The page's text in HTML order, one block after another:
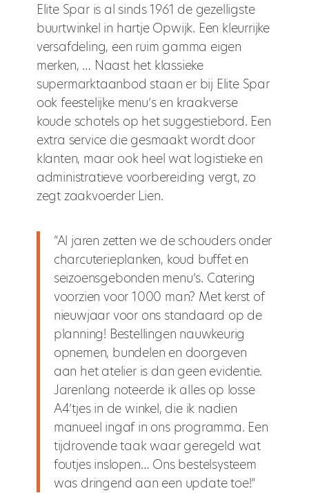
Elite Spar is al sinds 1961 de gezelligste
buurtwinkel in hartje Opwijk. Een kleurrijke
versafdeling, een ruim gamma eigen
merken, … Naast het klassieke
supermarktaanbod staan er bij Elite Spar
ook feestelijke menu’s en kraakverse
koude schotels op het suggestiebord. Een
extra service die gesmaakt wordt door
klanten, maar ook heel wat logistieke en
administratieve voorbereiding vergt, zo
zegt zaakvoerder Lien.
“Al jaren zetten we de schouders onder
charcuterieplanken, koud buffet en
seizoensgebonden menu’s. Catering
voorzien voor 1000 man? Met kerst of
nieuwjaar voor ons standaard op de
planning! Bestellingen nauwkeurig
opnemen, bundelen en doorgeven
aan het atelier is dan geen evidentie.
Jarenlang noteerde ik alles op losse
A4’tjes in de winkel, die ik nadien
manueel ingaf in ons programma. Een
tijdrovende taak waar geregeld wat
foutjes inslopen… Ons bestelsysteem
was dringend aan een update toe!”